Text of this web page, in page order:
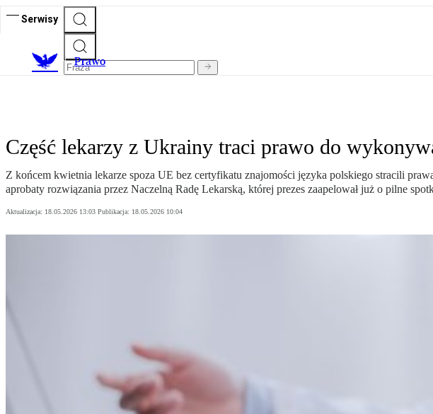
Serwisy
Prawo
Część lekarzy z Ukrainy traci prawo do
Z końcem kwietnia lekarze spoza UE bez certyfikatu znajomości języka polskiego stracili
aprobaty rozwiązania przez Naczelną Radę Lekarską, której prezes zaapelował już o pilne
Aktualizacja: 18.05.2026 13:03 Publikacja: 18.05.2026 10:04